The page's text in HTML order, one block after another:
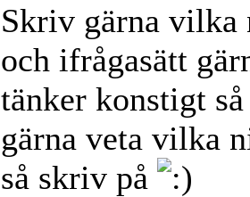
Skriv gärna vilka
och ifrågasätt
tänker konstigt
gärna veta vilka
så skriv på